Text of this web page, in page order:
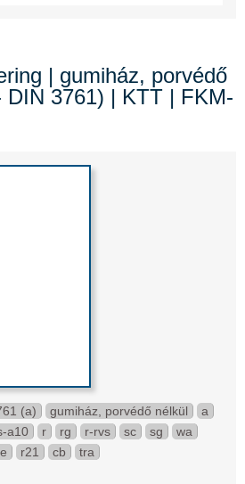
| gumiház, porvédő
DIN 3761) | KTT | FKM-
(a) gumiház, porvédő nélkül
a
a10 r rg r-rvs sc sg
wa
r21 cb tra